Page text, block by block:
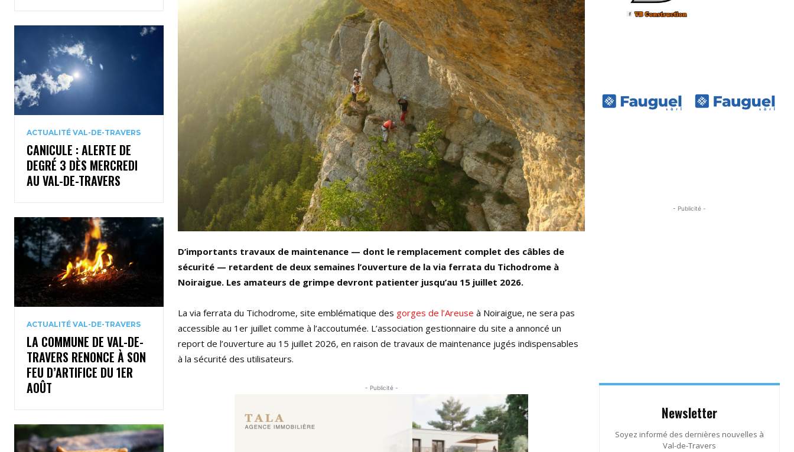
ACTUALITÉ VAL-DE-TRAVERS
CANICULE : ALERTE DE
DEGRÉ 3 DÈS MERCREDI
AU VAL-DE-TRAVERS
ACTUALITÉ VAL-DE-TRAVERS
LA COMMUNE DE VAL-DE-
TRAVERS RENONCE À SON
FEU D’ARTIFICE DU 1ER
AOÛT
D’importants travaux de maintenance — dont le remplacement complet des câbles de
sécurité — retardent de deux semaines l’ouverture de la via ferrata du Tichodrome à
Noiraigue. Les amateurs de grimpe devront patienter jusqu’au 15 juillet 2026.
La via ferrata du Tichodrome, site emblématique des gorges de l’Areuse à Noiraigue, ne sera pas
accessible au 1er juillet comme à l’accoutumée. L’association gestionnaire du site a annoncé un
report de l’ouverture au 15 juillet 2026, en raison de travaux de maintenance jugés indispensables
à la sécurité des utilisateurs.
- Publicité -
- Publicité -
Newsletter
Soyez informé des dernières nouvelles à
Val-de-Travers